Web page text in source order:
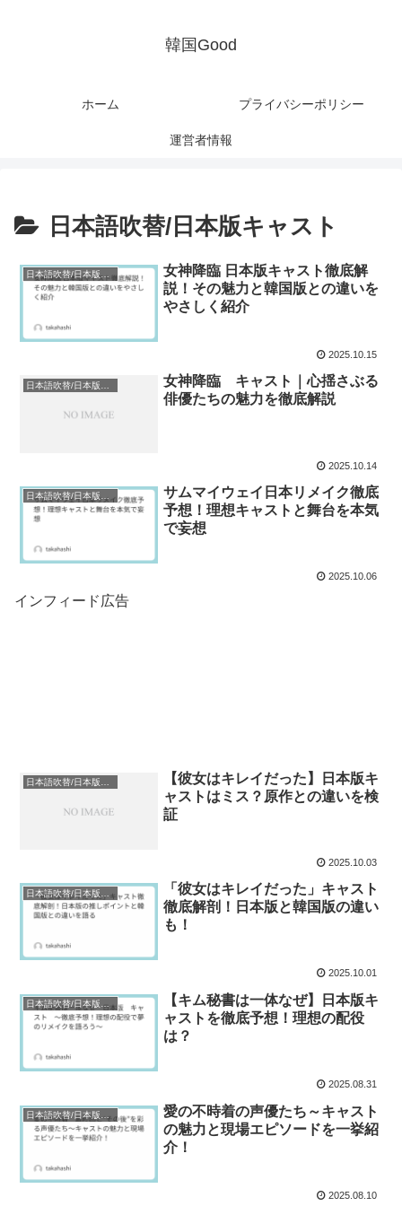
韓国Good
ホーム プライバシーポリシー
運営者情報
日本語吹替/日本版キャスト
日本語吹替/日本版キャスト
女神降臨 日本版キャスト徹底解
説！その魅力と韓国版との違いを
やさしく紹介
2025.10.15
女神降臨 キャスト｜心揺さぶる
俳優たちの魅力を徹底解説
2025.10.14
日本語吹替/日本版キャスト
サムマイウェイ日本リメイク徹底
予想！理想キャストと舞台を本気
で妄想
2025.10.06
インフィード広告
【彼女はキレイだった】日本版キ
ャストはミス？原作との違いを検
証
2025.10.03
「彼女はキレイだった」キャスト
徹底解剖！日本版と韓国版の違い
も！
2025.10.01
日本語吹替/日本版キャスト
【キム秘書は一体なぜ】日本版キ
ャストを徹底予想！理想の配役
は？
2025.08.31
愛の不時着の声優たち～キャスト
の魅力と現場エピソードを一挙紹
介！
2025.08.10